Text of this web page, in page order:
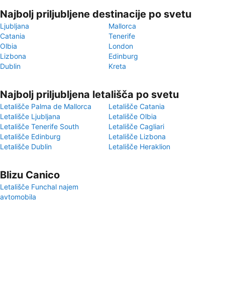
Najbolj priljubljene destinacije po svetu
Ljubljana
Mallorca
Catania
Tenerife
Olbia
London
Lizbona
Edinburg
Dublin
Kreta
Najbolj priljubljena letališča po svetu
Letališče Palma de Mallorca
Letališče Catania
Letališče Ljubljana
Letališče Olbia
Letališče Tenerife South
Letališče Cagliari
Letališče Edinburg
Letališče Lizbona
Letališče Dublin
Letališče Heraklion
Blizu Canico
Letališče Funchal najem
avtomobila